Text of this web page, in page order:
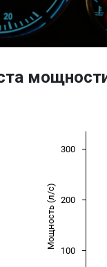
Мощность (л/с)
100
200
300